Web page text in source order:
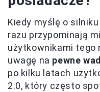
Kiedy myślę o
razu przypominają
użytkownikami tego
uwagę na pewne
po kilku latach
2.0, który często